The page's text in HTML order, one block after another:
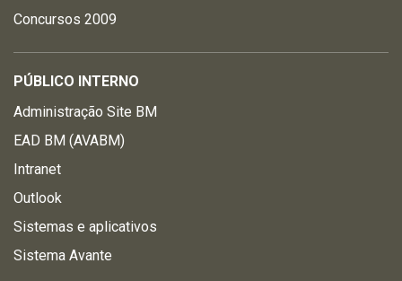
Concursos 2009
PÚBLICO INTERNO
Administração Site BM
EAD BM (AVABM)
Intranet
Outlook
Sistemas e aplicativos
Sistema Avante